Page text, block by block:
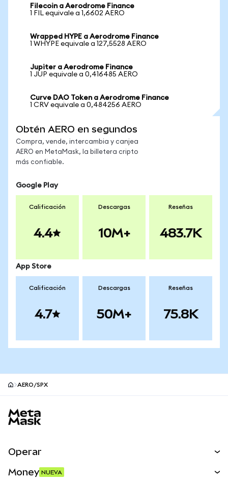
Filecoin a Aerodrome Finance
1 FIL equivale a 1,6602 AERO
Wrapped HYPE a Aerodrome Finance
1 WHYPE equivale a 127,5528 AERO
Jupiter a Aerodrome Finance
1 JUP equivale a 0,416485 AERO
Curve DAO Token a Aerodrome Finance
1 CRV equivale a 0,484256 AERO
Obtén AERO en segundos
Compra, vende, intercambia y canjea
AERO en MetaMask, la billetera cripto
más confiable.
Google Play
Calificación
4.4
Descargas
10M+
Reseñas
483.7K
App Store
Calificación
4.7
Descargas
50M+
Reseñas
75.8K
AERO/SPX
Operar
Money NUEVA